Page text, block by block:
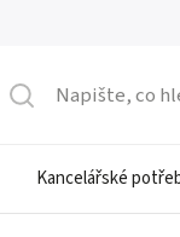
Kancelářské